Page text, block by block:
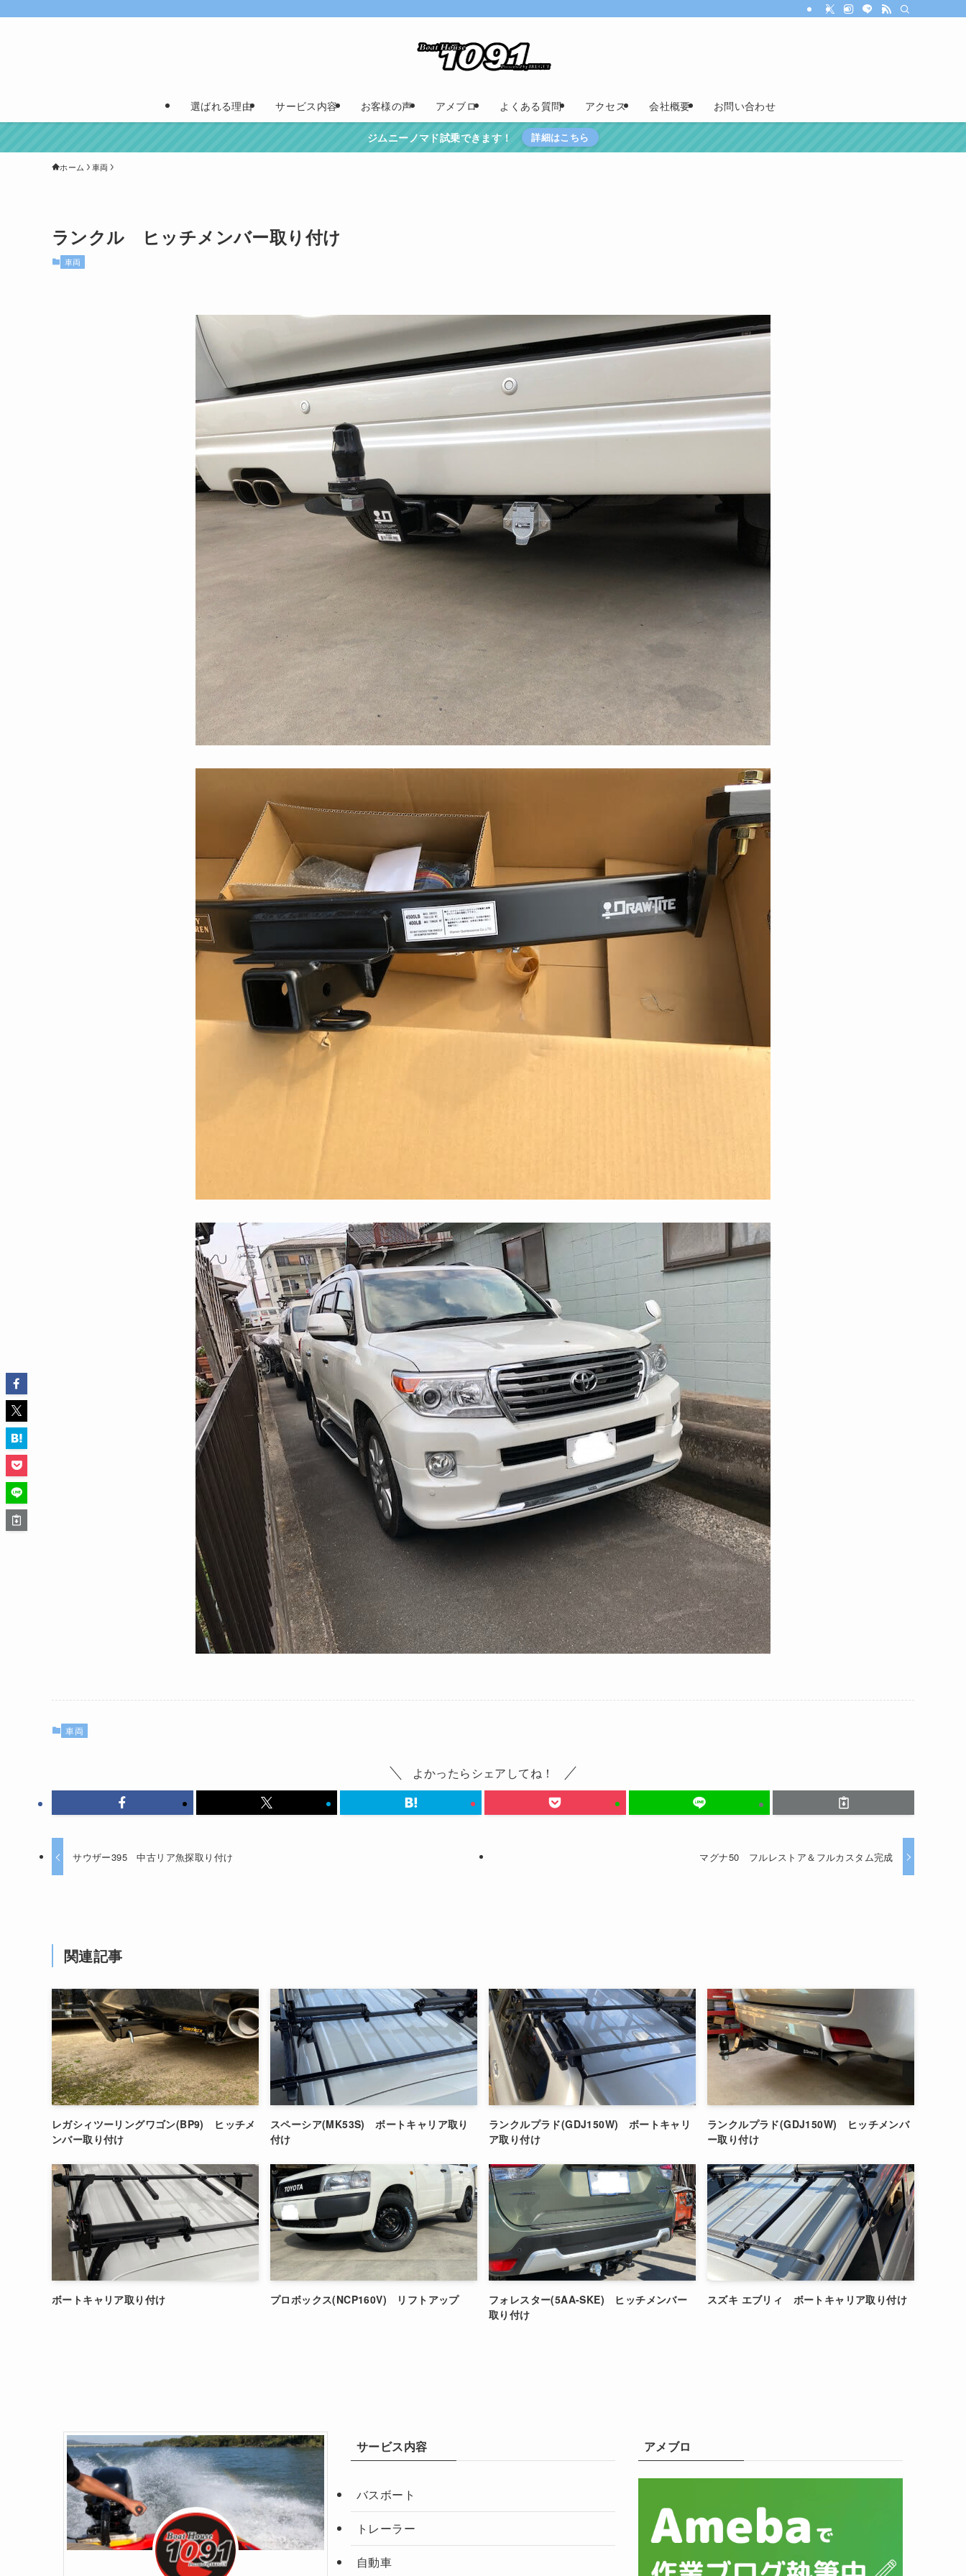
選ばれる理由 サービス内容 お客様の声 アメブロ よくある質問 アクセス 会社概要 お問い合わせ
ジムニーノマド試乗できます！ 詳細はこちら
ホーム 車両
ランクル ヒッチメンバー取り付け
車両
車両
よかったらシェアしてね！
サウザー395 中古リア魚探取り付け マグナ50 フルレストア＆フルカスタム完成
関連記事
レガシィツーリングワゴン(BP9) ヒッチメ
ンバー取り付け
スペーシア(MK53S) ボートキャリア取り
付け
ランクルプラド(GDJ150W) ボートキャリ
ア取り付け
ランクルプラド(GDJ150W) ヒッチメンバ
ー取り付け
ボートキャリア取り付け プロボックス(NCP160V) リフトアップ
フォレスター(5AA-SKE) ヒッチメンバー
取り付け
スズキ エブリィ ボートキャリア取り付け
サービス内容
バスボート
トレーラー
自動車
アメブロ